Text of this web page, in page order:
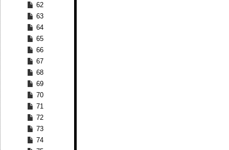
62
63
64
65
66
67
68
69
70
71
72
73
74